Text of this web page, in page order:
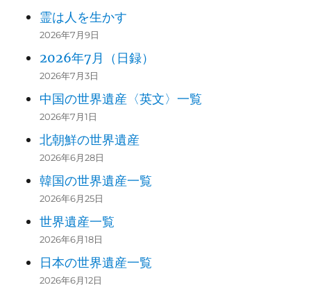
霊は人を生かす
2026年7月9日
2026年7月（日録）
2026年7月3日
中国の世界遺産〈英文〉一覧
2026年7月1日
北朝鮮の世界遺産
2026年6月28日
韓国の世界遺産一覧
2026年6月25日
世界遺産一覧
2026年6月18日
日本の世界遺産一覧
2026年6月12日